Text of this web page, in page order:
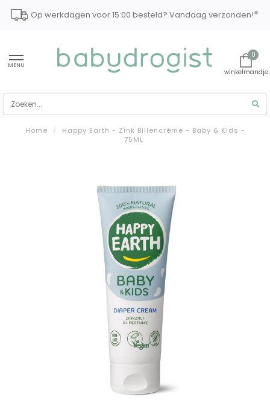
Op werkdagen voor 15:00 besteld? Vandaag verzonden!*
MENU
0
Home /
Happy Earth - Zink Billencrème - Baby & Kids -
75ML